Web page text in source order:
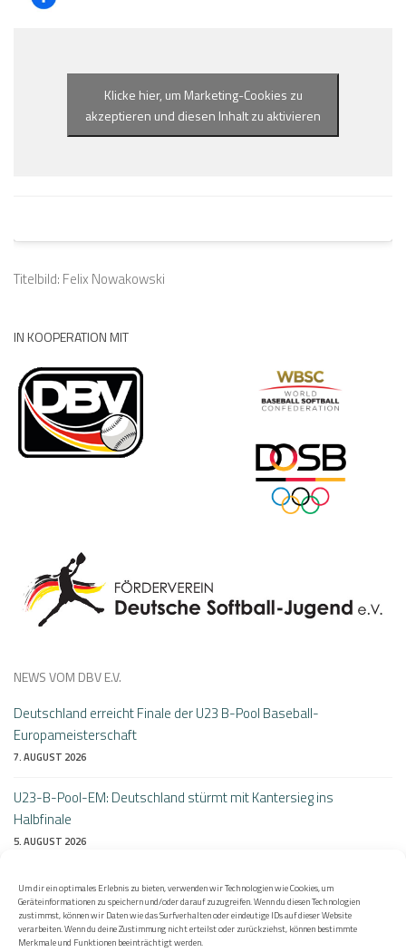
Um dir ein optimales Erlebnis zu bieten, verwenden wir Technologien wie Cookies, um
Geräteinformationen zu speichern und/oder darauf zuzugreifen. Wenn du diesen Technologien
zustimmst, können wir Daten wie das Surfverhalten oder eindeutige IDs auf dieser Website
verarbeiten. Wenn du deine Zustimmung nicht erteilst oder zurückziehst, können bestimmte
Merkmale und Funktionen beeinträchtigt werden.
Klicke hier, um Marketing-Cookies zu
akzeptieren und diesen Inhalt zu aktivieren
Titelbild: Felix Nowakowski
IN KOOPERATION MIT
NEWS VOM DBV E.V.
Deutschland erreicht Finale der U23 B-Pool Baseball-
Europameisterschaft
7. AUGUST 2026
U23-B-Pool-EM: Deutschland stürmt mit Kantersieg ins
Halbfinale
5. AUGUST 2026
Perfekter Auftakt bei der B-Pool Heim-EM: Deutschlands U23
besiegt Litauen 10:0
4. AUGUST 2026